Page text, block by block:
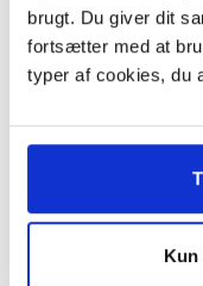
brugt. Du giver dit
fortsætter med at
typer af cookies, du
Kun
-43%
Electrolux Value
1800VP.
229,95 DKK m/